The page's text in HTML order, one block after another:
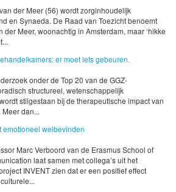
der Meer (56) wordt zorginhoudelijk
en Synaeda. De Raad van Toezicht benoemt
Meer, woonachtig in Amsterdam, maar ‘hikke
er moet iets gebeuren.
onder de Top 20 van de GGZ-
structureel, wetenschappelijk
stilgestaan bij de therapeutische impact van
dan...
welbevinden
Marc Verboord van de Erasmus School of
laat samen met collega’s uit het
INVENT zien dat er een positief effect